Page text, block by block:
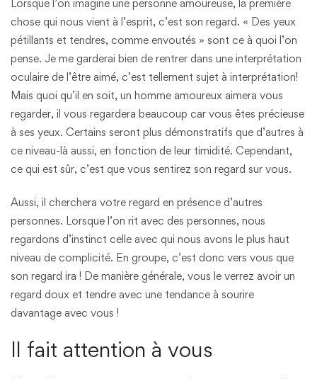
Lorsque l’on imagine une personne amoureuse, la première
chose qui nous vient à l’esprit, c’est son regard. « Des yeux
pétillants et tendres, comme envoutés » sont ce à quoi l’on
pense. Je me garderai bien de rentrer dans une interprétation
oculaire de l’être aimé, c’est tellement sujet à interprétation!
Mais quoi qu’il en soit, un homme amoureux aimera vous
regarder, il vous regardera beaucoup car vous êtes précieuse
à ses yeux. Certains seront plus démonstratifs que d’autres à
ce niveau-là aussi, en fonction de leur timidité. Cependant,
ce qui est sûr, c’est que vous sentirez son regard sur vous.
Aussi, il cherchera votre regard en présence d’autres
personnes. Lorsque l’on rit avec des personnes, nous
regardons d’instinct celle avec qui nous avons le plus haut
niveau de complicité. En groupe, c’est donc vers vous que
son regard ira ! De manière générale, vous le verrez avoir un
regard doux et tendre avec une tendance à sourire
davantage avec vous !
Il fait attention à vous